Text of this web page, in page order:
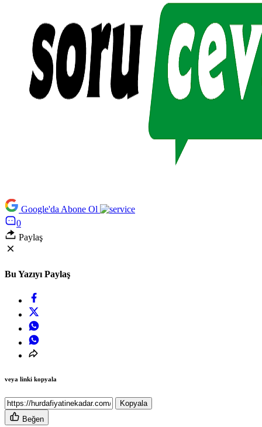
Google'da Abone Ol
0
Paylaş
Bu Yazıyı Paylaş
veya linki kopyala
Kopyala
Beğen